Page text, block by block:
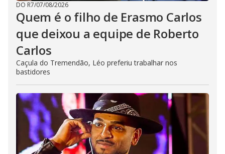
DO R7/07/08/2026
Quem é o filho de Erasmo Carlos
que deixou a equipe de Roberto
Carlos
Caçula do Tremendão, Léo preferiu trabalhar nos
bastidores